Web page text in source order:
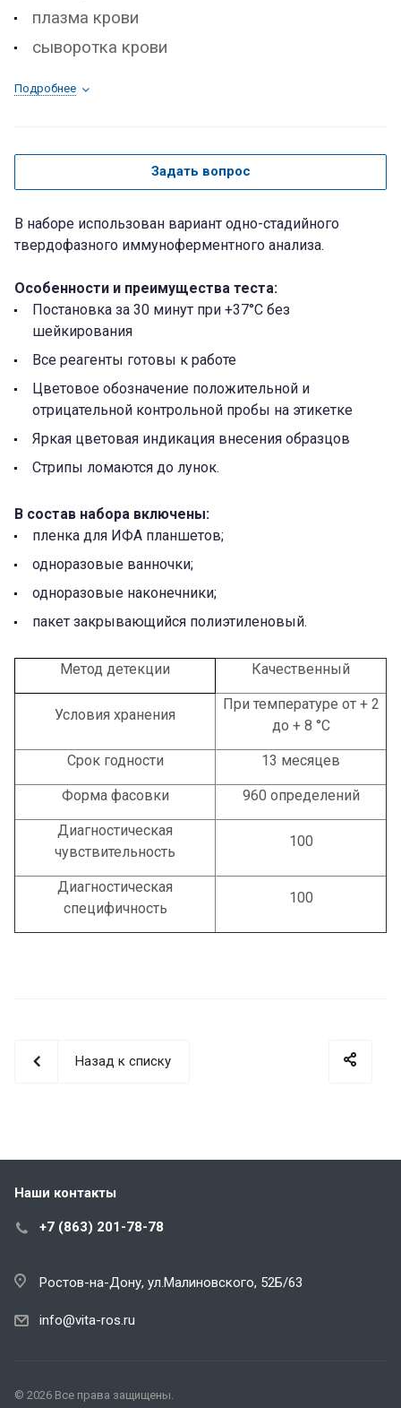
плазма крови
сыворотка крови
Подробнее
Задать вопрос
В наборе использован вариант одно-стадийного
твердофазного иммуноферментного анализа.
Особенности и преимущества теста:
Постановка за 30 минут при +37°С без
шейкирования
Все реагенты готовы к работе
Цветовое обозначение положительной и
отрицательной контрольной пробы на этикетке
Яркая цветовая индикация внесения образцов
Стрипы ломаются до лунок.
В состав набора включены:
пленка для ИФА планшетов;
одноразовые ванночки;
одноразовые наконечники;
пакет закрывающийся полиэтиленовый.
Метод детекции Качественный
Условия хранения
При температуре от + 2
до + 8 °С
Срок годности 13 месяцев
Форма фасовки 960 определений
Диагностическая
чувствительность
100
Диагностическая
специфичность
100
Назад к списку
Наши контакты
+7 (863) 201-78-78
Ростов-на-Дону, ул.Малиновского, 52Б/63
info@vita-ros.ru
© 2026 Все права защищены.